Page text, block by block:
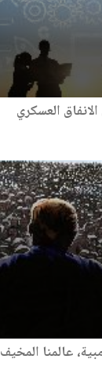
العسكري
عالمنا المخيف